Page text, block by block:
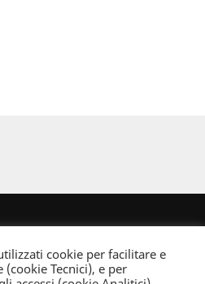
cookie per facilitare e
Tecnici), e per